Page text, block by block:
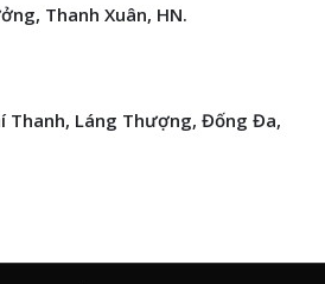
Thanh Xuân, HN.
Thanh, Láng Thượng, Đống Đa,